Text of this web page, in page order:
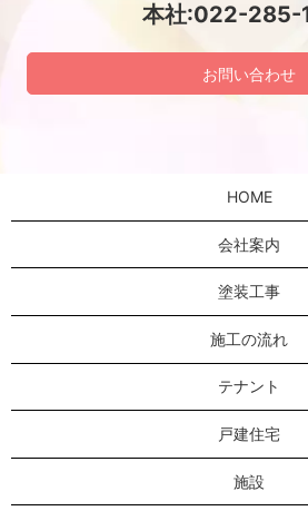
本社:022-285-
お問い合わせ
HOME
会社案内
塗装工事
施工の流れ
テナント
戸建住宅
施設